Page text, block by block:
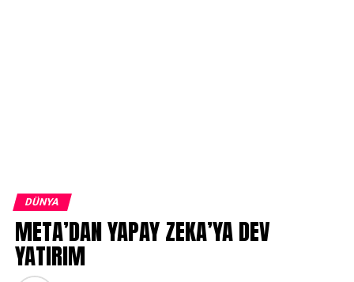
DÜNYA
META’DAN YAPAY ZEKA’YA DEV
YATIRIM